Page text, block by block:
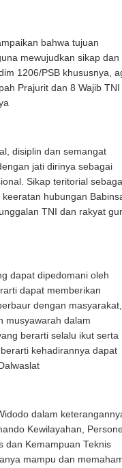
bahwa tujuan
mewujudkan sikap dan
1206/PSB khususnya,
Prajurit dan 8 Wajib TNI
disiplin dan semangat
jati dirinya sebagai
Sikap teritorial
hubungan
TNI dan rakyat
dapat dipedomani oleh
dapat memberikan
dengan masyarakat,
musyawarah dalam
berarti selalu ikut serta
kehadirannya dapat
dalam
Kewilayahan,
dan Kemampuan Teknis
mampu dan